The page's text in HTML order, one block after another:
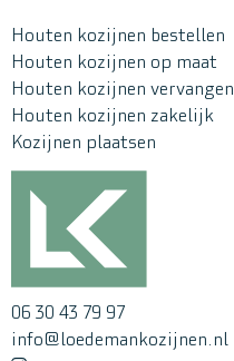
Houten kozijnen bestellen
Houten kozijnen op maat
Houten kozijnen vervangen
Houten kozijnen zakelijk
Kozijnen plaatsen
06 30 43 79 97
info@loedemankozijnen.nl